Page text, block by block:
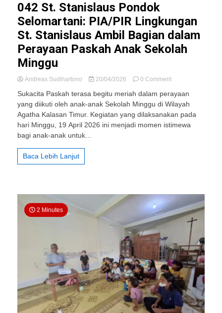
042 St. Stanislaus Pondok
Selomartani: PIA/PIR Lingkungan
St. Stanislaus Ambil Bagian dalam
Perayaan Paskah Anak Sekolah
Minggu
Andreas Sudihartono 20/04/2026 0 Commenton
St.
Stanislaus
Pondok
Selomartani:
Perayaan
Paskah
Anak
Sekolah
Minggu
Sukacita Paskah terasa begitu meriah dalam perayaan
yang diikuti oleh anak-anak Sekolah Minggu di Wilayah
Agatha Kalasan Timur. Kegiatan yang dilaksanakan pada
hari Minggu, 19 April 2026 ini menjadi momen istimewa
bagi anak-anak untuk...
Baca Lebih Lanjut
2 Minutes